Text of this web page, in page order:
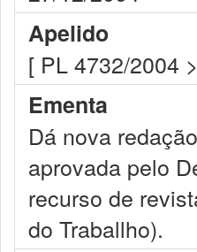
Apelido
[ PL 4732/2004
Ementa
Dá nova
aprovada pelo
recurso de
do Traballho).